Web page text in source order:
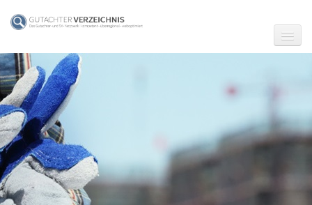
☗ Start
Gutachter in Berlin
Gutachter in Frankfurt (Main)
Gutachter in Hamburg
Gutachter in Köln